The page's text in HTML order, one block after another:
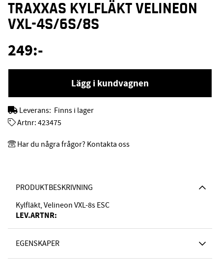
PRODUKTBESKRIVNING
Kylfläkt, Velineon VXL-8s ESC
LEV.ARTNR:
EGENSKAPER
TRAXXAS KYLFLÄKT VELINEON
VXL-4S/6S/8S
249:-
Lägg i kundvagnen
Leverans: Finns i lager
Artnr: 423475
Har du några frågor? Kontakta oss